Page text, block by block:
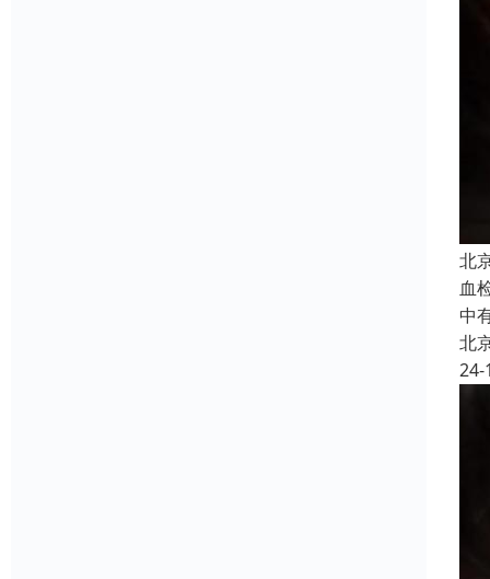
北
血
中
北
24-